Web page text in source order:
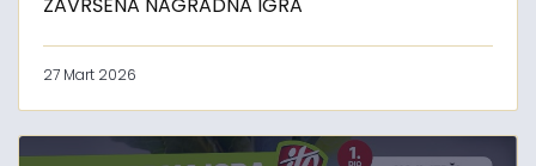
27 Mart 2026